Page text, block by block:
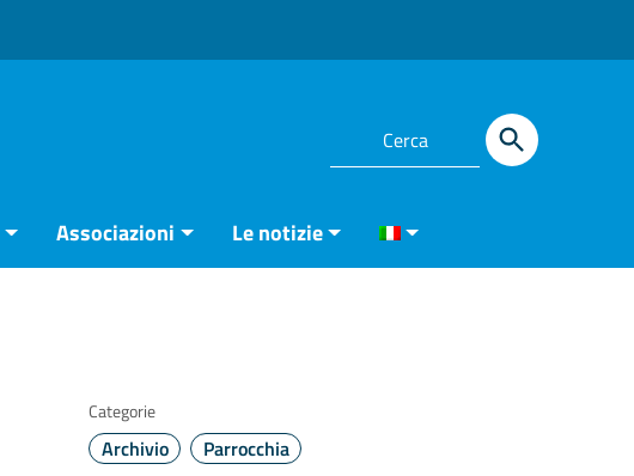
Associazioni Le notizie
Categorie
Archivio Parrocchia